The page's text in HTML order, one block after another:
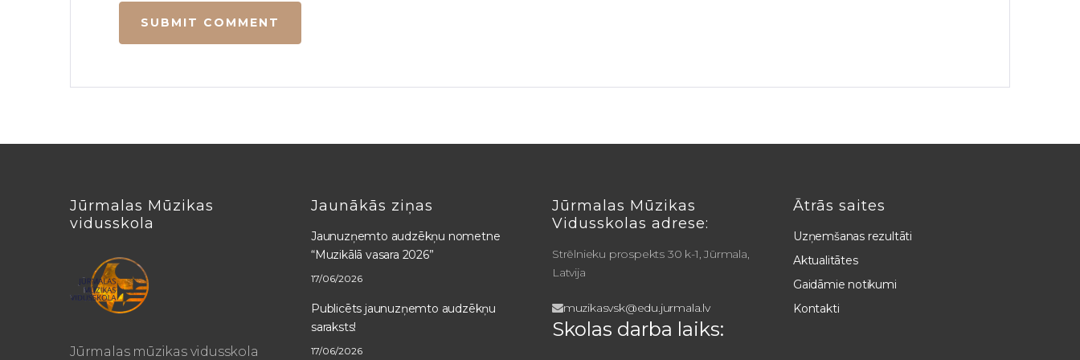
Jūrmalas Mūzikas
vidusskola
Jūrmalas mūzikas vidusskola
Jaunākās ziņas
Jaunuzņemto audzēkņu nometne
“Muzikālā vasara 2026”
17/06/2026
Publicēts jaunuzņemto audzēkņu
saraksts!
17/06/2026
Jūrmalas Mūzikas
Vidusskolas adrese:
Strēlnieku prospekts 30 k-1, Jūrmala,
Latvija
muzikasvsk@edu.jurmala.lv
Skolas darba laiks:
Ātrās saites
Uzņemšanas rezultāti
Aktualitātes
Gaidāmie notikumi
Kontakti